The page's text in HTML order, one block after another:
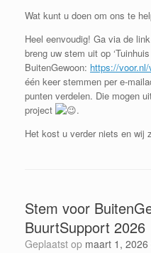
Wat kunt u doen om ons te
Heel eenvoudig! Ga via de
breng uw stem uit op
BuitenGewoon: https://
één keer stemmen per e-
punten verdelen. Die mogen
project
.
Het kost u verder niets en wij
Stem voor
BuurtSupport 2026
Geplaatst op maart 1, 2026